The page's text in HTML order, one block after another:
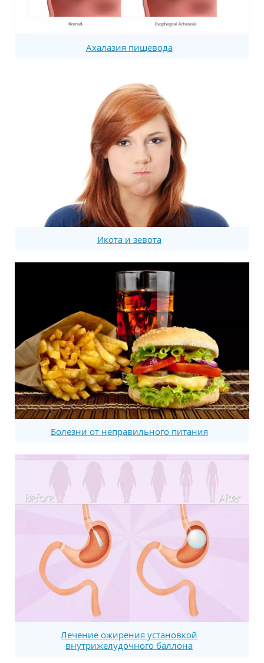
Ахалазия пищевода
Икота и зевота
Болезни от неправильного питания
Лечение ожирения установкой
внутрижелудочного баллона